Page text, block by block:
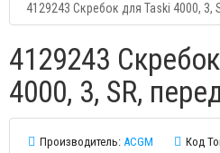
4129243 Скребок для Taski 4000, 3,
4129243
4000, 3, SR,
Производитель: ACGM Код